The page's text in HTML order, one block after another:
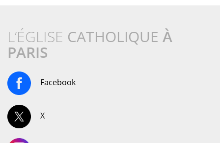
L’ÉGLISE CATHOLIQUE À
PARIS
Facebook
X